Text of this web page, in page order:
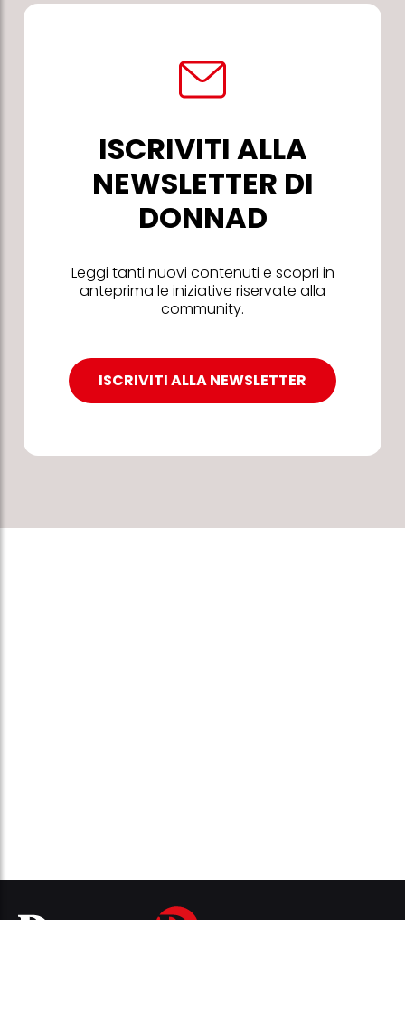
ISCRIVITI ALLA
NEWSLETTER DI
DONNAD
Leggi tanti nuovi contenuti e scopri in
anteprima le iniziative riservate alla
community.
ISCRIVITI ALLA NEWSLETTER